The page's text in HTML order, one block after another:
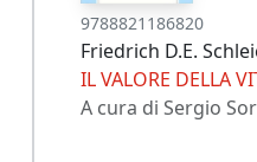
9788821186820
Friedrich D.E.
IL VALORE DELLA
A cura di Sergio